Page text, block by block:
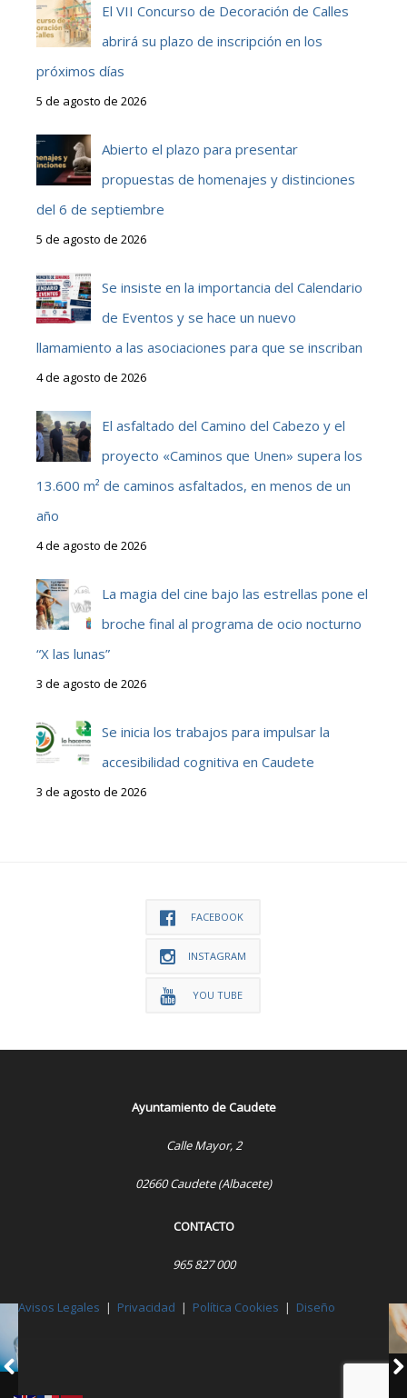
El VII Concurso de Decoración de Calles
abrirá su plazo de inscripción en los
próximos días
5 de agosto de 2026
Abierto el plazo para presentar
propuestas de homenajes y distinciones
del 6 de septiembre
5 de agosto de 2026
Se insiste en la importancia del Calendario
de Eventos y se hace un nuevo
llamamiento a las asociaciones para que se inscriban
4 de agosto de 2026
El asfaltado del Camino del Cabezo y el
proyecto «Caminos que Unen» supera los
13.600 m² de caminos asfaltados, en menos de un
año
4 de agosto de 2026
La magia del cine bajo las estrellas pone el
broche final al programa de ocio nocturno
“X las lunas”
3 de agosto de 2026
Se inicia los trabajos para impulsar la
accesibilidad cognitiva en Caudete
3 de agosto de 2026
FACEBOOK
INSTAGRAM
YOU TUBE
Ayuntamiento de Caudete
Calle Mayor, 2
02660 Caudete (Albacete)
CONTACTO
965 827 000
Avisos Legales | Privacidad | Política Cookies | Diseño